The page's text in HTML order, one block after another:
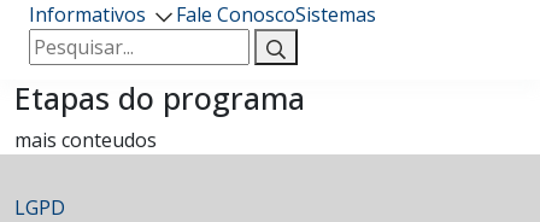
Informativos
Fale ConoscoSistemas
Pesquisar
por:
Etapas do programa
mais conteudos
LGPD